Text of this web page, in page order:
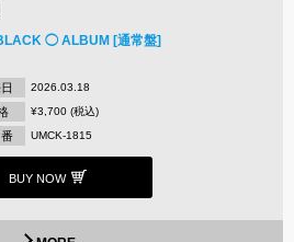
◯ ALBUM [通常盤]
2026.03.18
¥3,700 (税込)
UMCK-1815
BUY NOW